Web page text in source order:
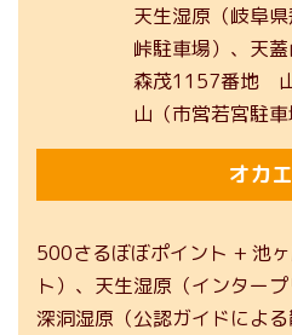
天生湿原（岐阜
峠駐車場）、天
森茂1157番地
山（市営若宮駐
オカ
500さるぼぼポイント + 池
ト）、天生湿原（インター
深洞湿原（公認ガイドによ